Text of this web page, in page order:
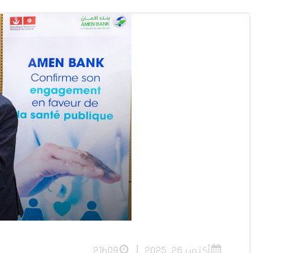
أكتوبر 26, 2025 21h09